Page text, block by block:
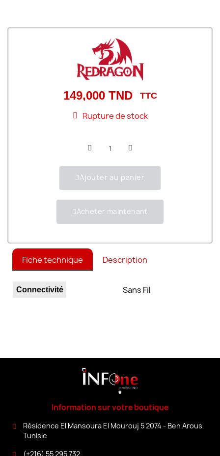
149,000 TND TTC
Rupture de stock
Ajouter au panier
Acheter maintenant
Fiche technique Description
Connectivité Sans Fil
Information sur votre boutique
Résidence El Mansoura El Mourouj 5 2074 - Ben Arous
Tunisie
(+216) 55 295 732